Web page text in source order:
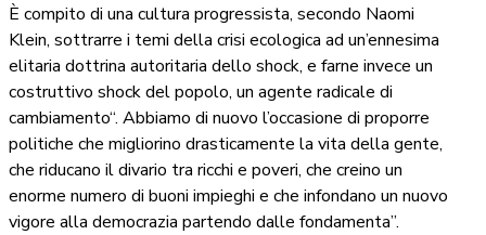
È compito di una cultura progressista, secondo Naomi
Klein, sottrarre i temi della crisi ecologica ad un’ennesima
elitaria dottrina autoritaria dello shock, e farne invece un
costruttivo shock del popolo, un agente radicale di
cambiamento“. Abbiamo di nuovo l’occasione di proporre
politiche che migliorino drasticamente la vita della gente,
che riducano il divario tra ricchi e poveri, che creino un
enorme numero di buoni impieghi e che infondano un nuovo
vigore alla democrazia partendo dalle fondamenta”.